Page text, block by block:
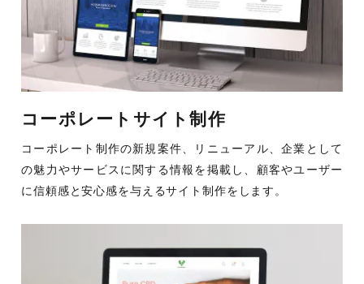
コーポレートサイト制作
コーポレート制作の新規案件、リニューアル、企業として
の魅力やサービスに関する情報を掲載し、顧客やユーザー
に信頼感と安心感を与えるサイト制作をします。